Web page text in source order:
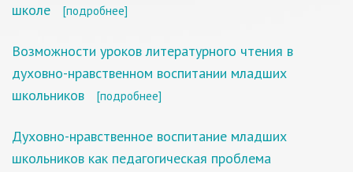
школе
[подробнее]
Возможности уроков литературного чтения в
духовно-нравственном воспитании младших
школьников
[подробнее]
Духовно-нравственное воспитание младших
школьников как педагогическая проблема